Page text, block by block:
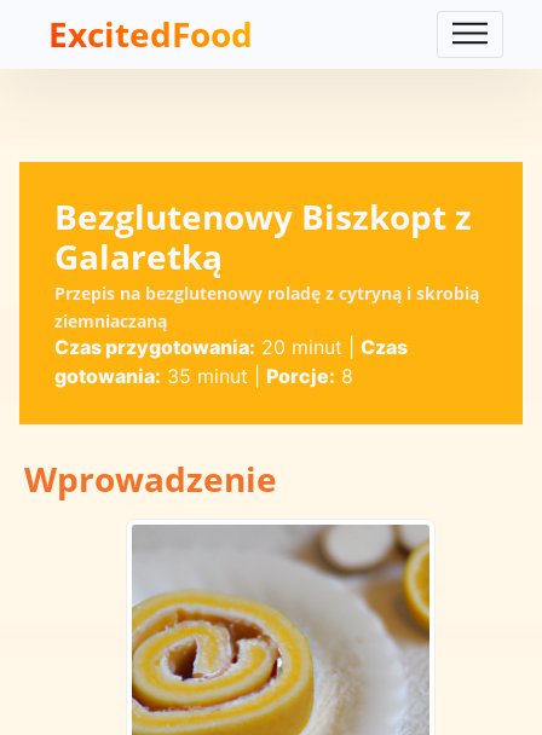
ExcitedFood
Bezglutenowy Biszkopt z
Galaretką
Przepis na bezglutenowy roladę z cytryną i skrobią
ziemniaczaną
Czas przygotowania: 20 minut
Czas
gotowania: 35 minut Porcje: 8
Wprowadzenie